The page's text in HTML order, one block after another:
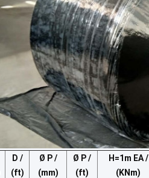
D /
(ft)
Ø P /
(mm)
Ø P /
(ft)
H=1m EA /
(KNm)